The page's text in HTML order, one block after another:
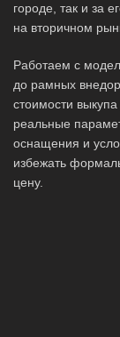
городе, так и за
на вторичном
Работаем с
до рамных
стоимости
реальные
оснащения и
избежать
цену.